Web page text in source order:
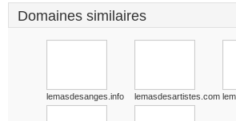
Domaines similaires
lemasdesanges.info lemasdesartistes.com